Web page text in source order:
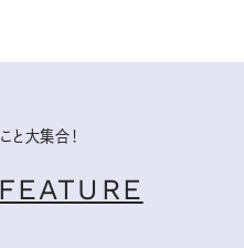
と大集合！